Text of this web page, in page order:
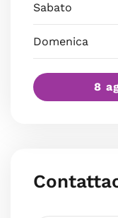
Sabato
Domenica
8